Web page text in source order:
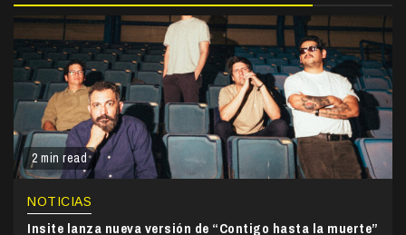
2 min read
NOTICIAS
Insite lanza nueva versión de “Contigo hasta la muerte”